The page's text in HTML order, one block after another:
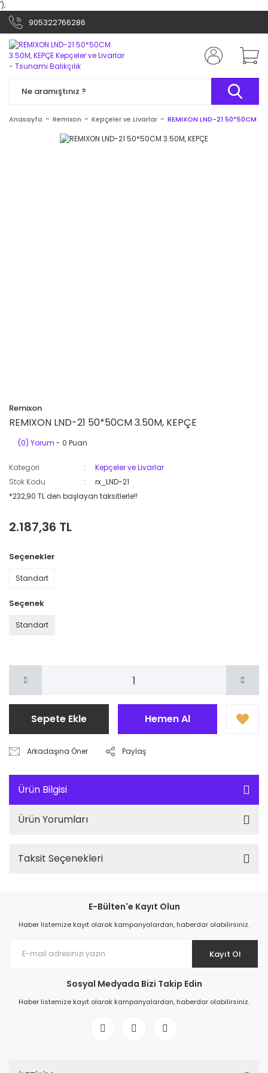
');
905322766286
Anasayfa Remixon Kepçeler ve Livarlar REMIXON LND-21 50*50CM
Remixon
REMIXON LND-21 50*50CM 3.50M, KEPÇE
(0) Yorum - 0 Puan
Kategori
Kepçeler ve Livarlar
Stok Kodu
rx_LND-21
*232,90 TL den başlayan taksitlerle!!
2.187,36 TL
Seçenekler
Standart
Seçenek
Standart
Sepete Ekle Hemen Al
Arkadaşına Öner Paylaş
Ürün Bilgisi
Ürün Yorumları
Taksit Seçenekleri
E-Bülten'e Kayıt Olun
Haber listemize kayıt olarak kampanyalardan, haberdar olabilirsiniz.
Kayıt Ol
Sosyal Medyada Bizi Takip Edin
Haber listemize kayıt olarak kampanyalardan, haberdar olabilirsiniz.